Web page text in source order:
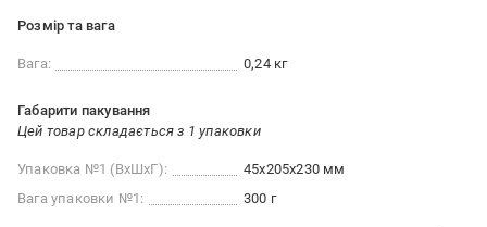
Розмір та вага
Вага: 0,24 кг
Габарити пакування
Цей товар складається з 1 упаковки
Упаковка №1 (ВхШхГ):
45x205x230 мм
Вага упаковки №1:
300 г